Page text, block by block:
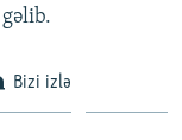
Bizi izlə